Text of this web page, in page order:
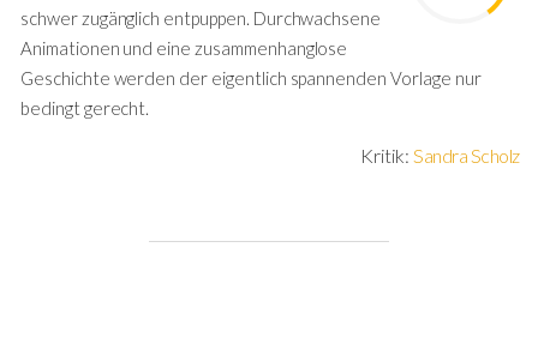
schwer zugänglich entpuppen. Durchwachsene
Animationen und eine zusammenhanglose
Geschichte werden der eigentlich spannenden Vorlage nur
bedingt gerecht.
Kritik:Sandra Scholz